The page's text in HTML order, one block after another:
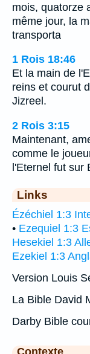
mois, quatorze
même jour, la
transporta
1 Rois 18:46
Et la main de
reins et courut
Jizreel.
2 Rois 3:15
Maintenant,
comme le
l'Eternel fut sur
Links
Ézéchiel 1:3
• Ezequiel 1:3
Hesekiel 1:3
Ezekiel 1:3
Version Louis
La Bible David
Darby Bible
Contexte